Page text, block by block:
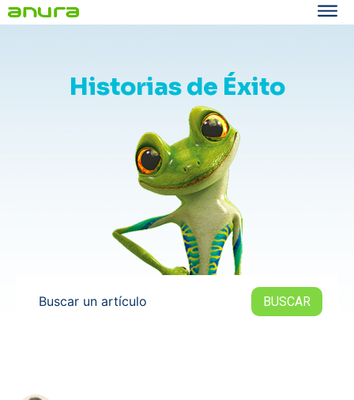
Historias de Éxito
Buscar un artículo BUSCAR